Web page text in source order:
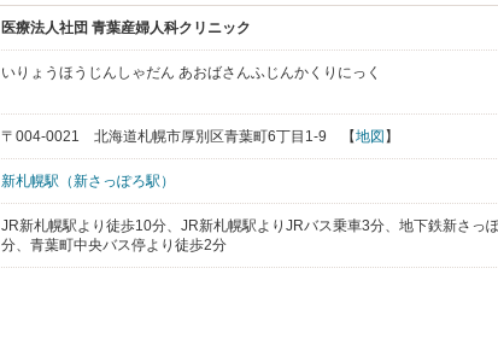
医療法人社団 青葉産婦人科クリニック
いりょうほうじんしゃだん あおばさんふじんかくりにっく
〒004-0021 北海道札幌市厚別区青葉町6丁目1-9 【地図 】
新札幌駅（新さっぽろ駅）
JR新札幌駅より徒歩10分、JR新札幌駅よりJRバス乗車3分、地下鉄新さっ
分、青葉町中央バス停より徒歩2分